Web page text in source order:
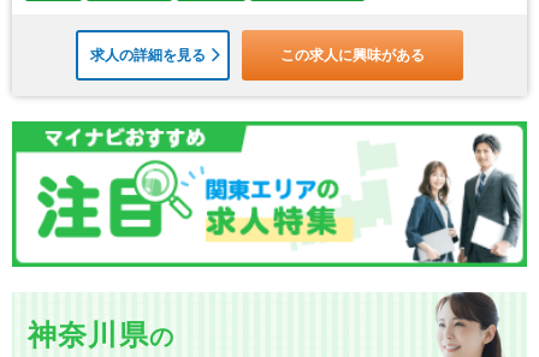
求人の詳細を見る この求人に興味がある
神奈川県の